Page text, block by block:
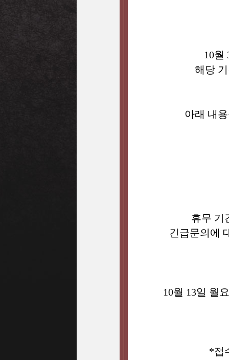
10월
해당
아래 내
휴무 기
긴급문의에
10월 13일 월
*접